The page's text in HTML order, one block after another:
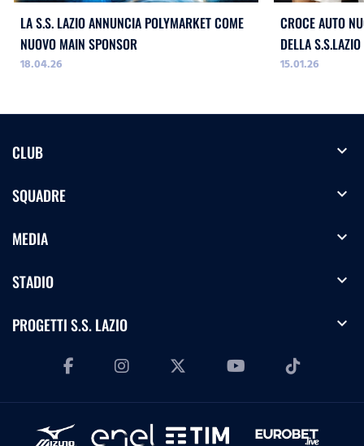
LA S.S. LAZIO ANNUNCIA POLYMARKET COME
NUOVO MAIN SPONSOR
18.04.26
CROCE AUTO
DELLA S.S.LAZIO
15.01.26
CLUB expand_more
SQUADRE expand_more
MEDIA expand_more
STADIO expand_more
PROGETTI S.S. LAZIO expand_more